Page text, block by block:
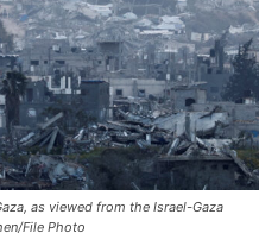
as viewed from the Israel-Gaza
File Photo